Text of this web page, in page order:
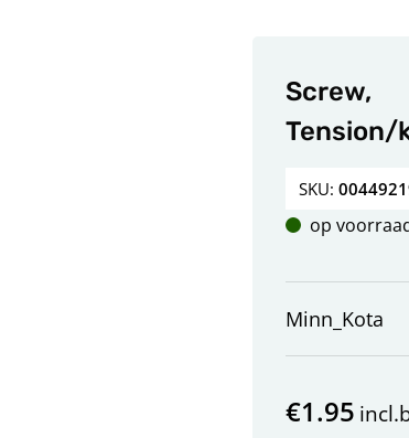
Screw,
Tension/
SKU:
op
Minn_Kota
€1.95